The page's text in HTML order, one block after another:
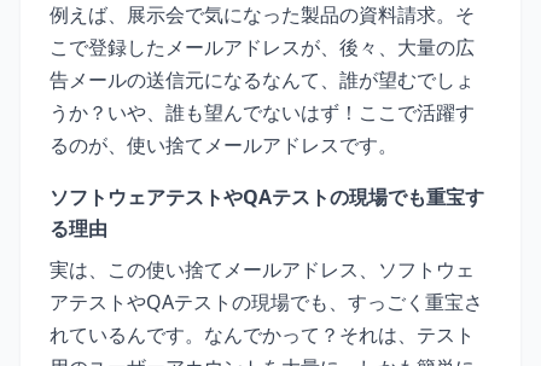
例えば、展示会で気になった製品の資料請求。そ
こで登録したメールアドレスが、後々、大量の広
告メールの送信元になるなんて、誰が望むでしょ
うか？いや、誰も望んでないはず！ここで活躍す
るのが、使い捨てメールアドレスです。
ソフトウェアテストやQAテストの現場でも重宝す
る理由
実は、この使い捨てメールアドレス、ソフトウェ
アテストやQAテストの現場でも、すっごく重宝さ
れているんです。なんでかって？それは、テスト